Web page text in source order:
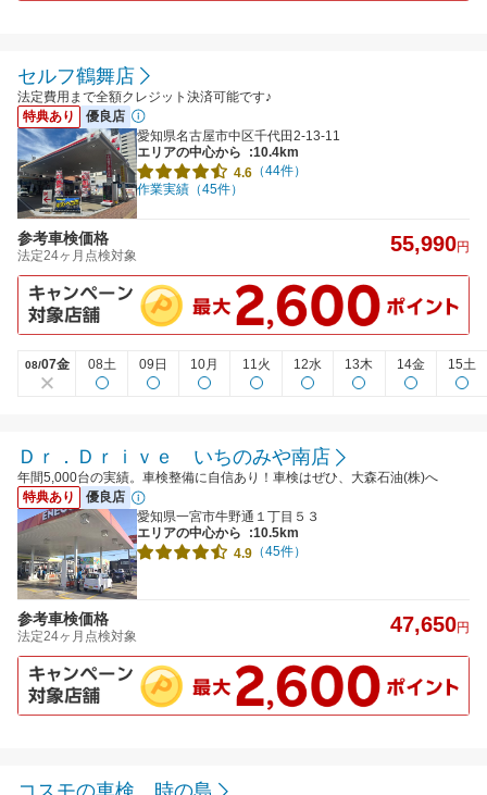
セルフ鶴舞店
法定費用まで全額クレジット決済可能です♪
特典あり
優良店
愛知県名古屋市中区千代田2-13-11
エリアの中心から
:10.4km
4.6 （44件）
作業実績（45件）
参考車検価格
法定24ヶ月点検対象 55,990円
08/07金 08土 09日 10月 11火 12水 13木 14金 15土
Ｄｒ．Ｄｒｉｖｅ いちのみや南店
年間5,000台の実績。車検整備に自信あり！車検はぜひ、大森石油(株)へ
特典あり
優良店
愛知県一宮市牛野通１丁目５３
エリアの中心から
:10.5km
4.9 （45件）
参考車検価格
法定24ヶ月点検対象 47,650円